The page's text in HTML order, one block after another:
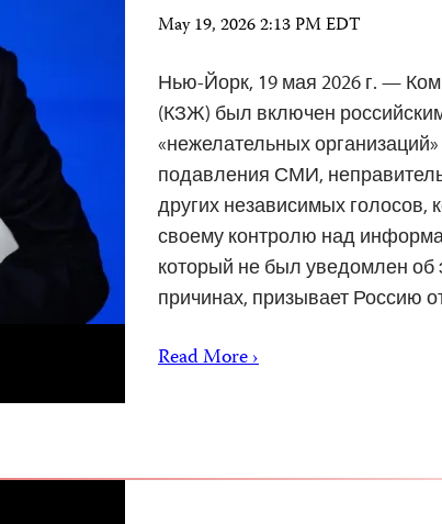
May 19, 2026 2:13 PM EDT
Нью-Йорк, 19 мая 2026 г. —
(КЗЖ) был включен
«нежелательных
подавления СМИ,
других независимых голосов,
своему контролю над
который не был уведомлен об
причинах, призывает Россию
Read More ›